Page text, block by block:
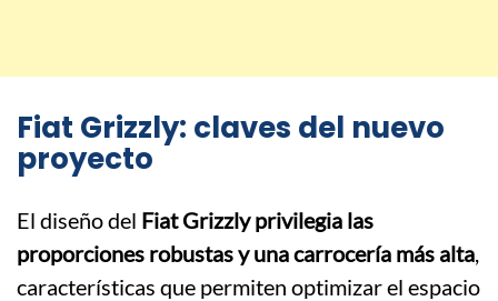
Fiat Grizzly: claves del nuevo
proyecto
El diseño del Fiat Grizzly privilegia las
proporciones robustas y una carrocería más alta
características que permiten optimizar el espacio